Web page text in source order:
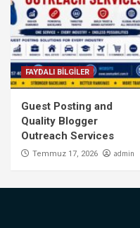
FAYDALI BİLGİLER
Guest Posting and
Quality Blogger
Outreach Services
Temmuz 17, 2026 admin